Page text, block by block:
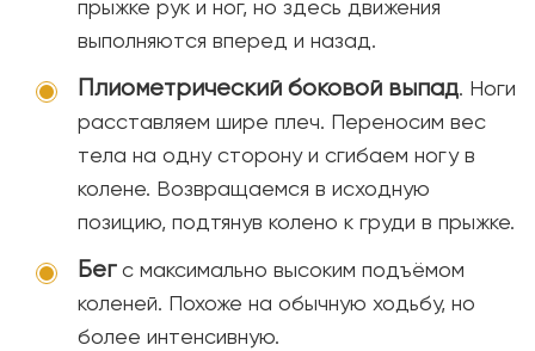
прыжке рук и ног, но здесь движения
выполняются вперед и назад.
Плиометрический боковой выпад. Ноги
расставляем шире плеч. Переносим вес
тела на одну сторону и сгибаем ногу в
колене. Возвращаемся в исходную
позицию, подтянув колено к груди в прыжке.
Бегс максимально высоким подъёмом
коленей. Похоже на обычную ходьбу, но
более интенсивную.